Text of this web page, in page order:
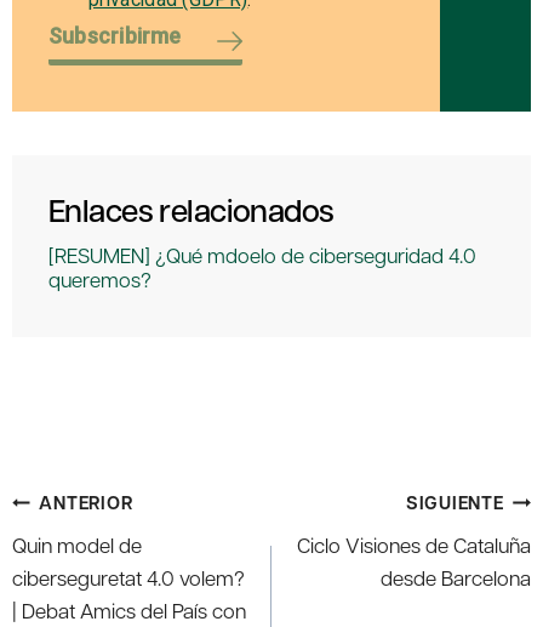
Subscribirme
Enlaces relacionados
[RESUMEN] ¿Qué mdoelo de ciberseguridad 4.0
queremos?
Navegación
de
entradas
ANTERIOR
Quin model de
ciberseguretat 4.0 volem?
| Debat Amics del País con
SIGUIENTE
Ciclo Visiones de Cataluña
desde Barcelona